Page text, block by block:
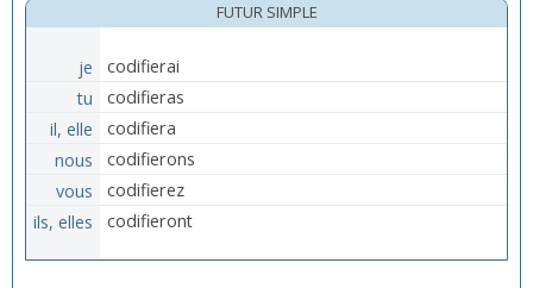
FUTUR SIMPLE
je
codifierai
tu
codifieras
il, elle
codifiera
nous
codifierons
vous
codifierez
ils, elles
codifieront